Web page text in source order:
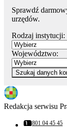
Sprawdź
urzędów.
Rodzaj instytucji:
Województwo:
Szukaj danych
Redakcja serwisu
801 04 45 45